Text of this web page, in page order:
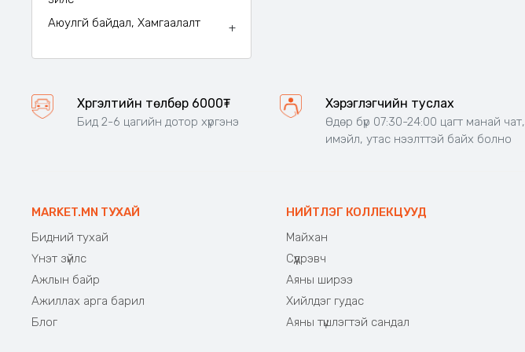
Аюулгүй байдал, Хамгаалалт +
Хүргэлтийн төлбөр 6000₮
Бид 2-6 цагийн дотор хүргэнэ
Хэрэглэгчийн туслах
Өдөр бүр 07:30-24:00 цагт манай чат,
имэйл, утас нээлттэй байх болно
MARKET.MN ТУХАЙ
Бидний тухай
Үнэт зүйлс
Ажлын байр
Ажиллах арга барил
Блог
НИЙТЛЭГ КОЛЛЕКЦУУД
Майхан
Сүүдрэвч
Аяны ширээ
Хийлдэг гудас
Аяны түшлэгтэй сандал